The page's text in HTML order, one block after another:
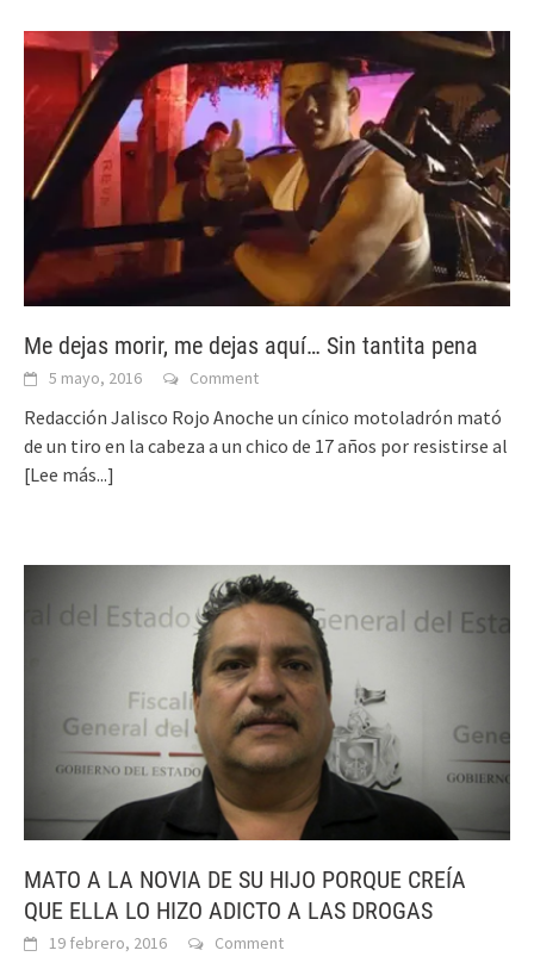
Me dejas morir, me dejas aquí… Sin tantita pena
5 mayo, 2016 Comment
Redacción Jalisco Rojo Anoche un cínico motoladrón mató
de un tiro en la cabeza a un chico de 17 años por resistirse al
[Lee más...]
MATO A LA NOVIA DE SU HIJO PORQUE CREÍA
QUE ELLA LO HIZO ADICTO A LAS DROGAS
19 febrero, 2016 Comment